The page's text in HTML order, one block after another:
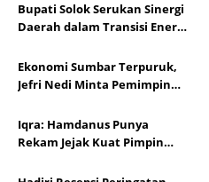
Bupati Solok Serukan Sinergi
Daerah dalam Transisi Energi
Ekonomi Sumbar Terpuruk,
Jefri Nedi Minta Pemimpin
Iqra: Hamdanus Punya
Rekam Jejak Kuat Pimpin